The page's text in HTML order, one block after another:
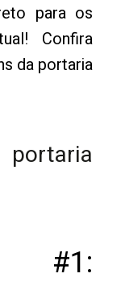
para os
Confira
da portaria
#1: